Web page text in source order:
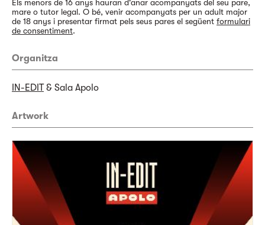
Els menors de 16 anys hauran d'anar acompanyats del seu pare,
mare o tutor legal. O bé, venir acompanyats per un adult major
de 18 anys i presentar firmat pels seus pares el següent formulari
de consentiment.
Organitza
IN-EDIT& Sala Apolo
Artwork